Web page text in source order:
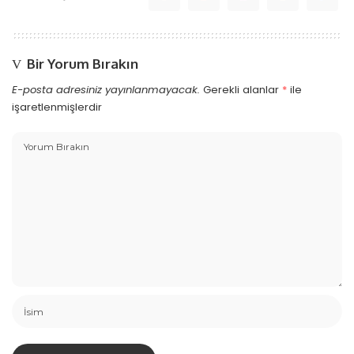
Bir Yorum Bırakın
E-posta adresiniz yayınlanmayacak. Gerekli alanlar * ile
işaretlenmişlerdir